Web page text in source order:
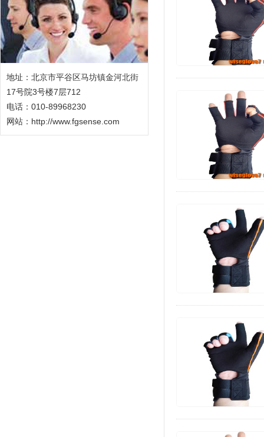
地址：北京市平谷区马坊镇金河北街
17号院3号楼7层712
电话：010-89968230
网站： http://www.fgsense.com